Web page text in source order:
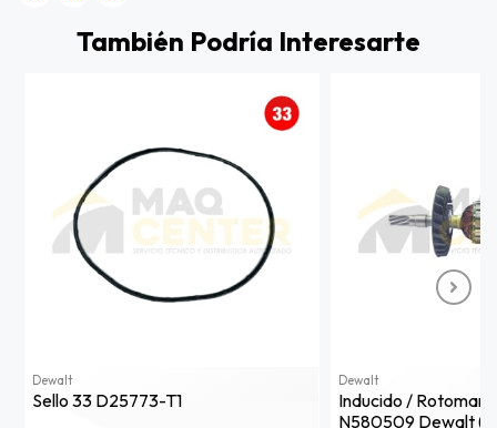
También Podría Interesarte
Dewalt
Sello 33 D25773-T1
Dewalt
Inducido /
N580509 Dewalt